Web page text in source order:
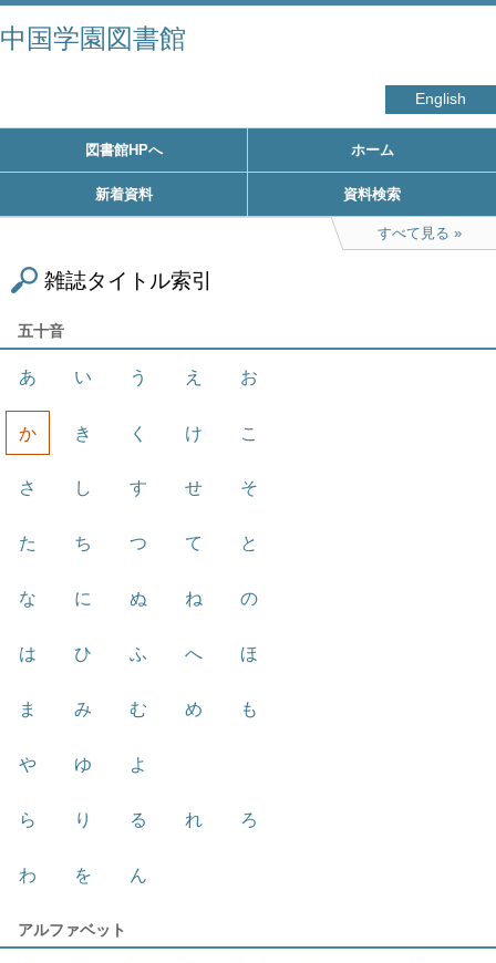
中国学園図書館
English
図書館HPへ ホーム
新着資料 資料検索
すべて見る
雑誌タイトル索引
五十音
あ い う え お
か き く け こ
さ し す せ そ
た ち つ て と
な に ぬ ね の
は ひ ふ へ ほ
ま み む め も
や ゆ よ
ら り る れ ろ
わ を ん
アルファベット